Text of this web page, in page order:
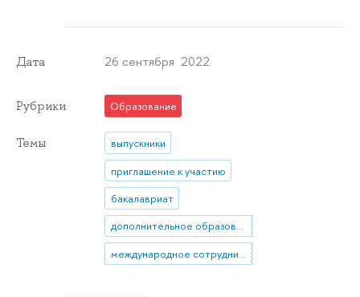
Дата 26 сентября 2022
Рубрики Образование
Темы
выпускники
приглашение к участию
бакалавриат
дополнительное образование
международное сотрудничество